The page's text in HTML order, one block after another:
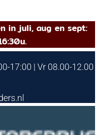
in juli, aug en sept:
17:00 | Vr 08.00-12.00